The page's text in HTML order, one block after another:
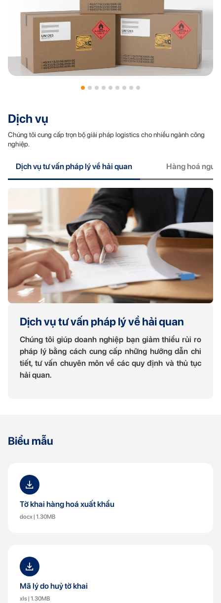
Dịch vụ
Chúng tôi cung cấp trọn bộ giải pháp logistics cho nhiều ngành công
nghiệp.
Dịch vụ tư vấn pháp lý về hải quan Hàng hoá nguy
Dịch vụ tư vấn pháp lý về hải quan
Chúng tôi giúp doanh nghiệp bạn giảm thiểu rủi ro
pháp lý bằng cách cung cấp những hướng dẫn chi
tiết, tư vấn chuyên môn về các quy định và thủ tục
hải quan.
Biểu mẫu
Tờ khai hàng hoá xuất khẩu
docx | 1.30MB
Mã lý do huỷ tờ khai
xls | 1.30MB